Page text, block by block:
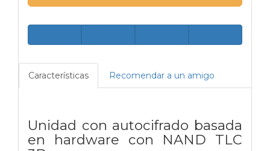
Características Recomendar a un amigo
Unidad con autocifrado basada
en hardware con NAND TLC